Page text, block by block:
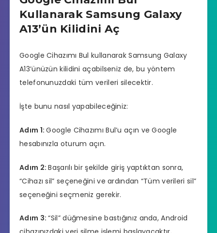
Kullanarak Samsung Galaxy
A13’ün Kilidini Aç
Google Cihazımı Bul kullanarak Samsung Galaxy
A13’ünüzün kilidini açabilseniz de, bu yöntem
telefonunuzdaki tüm verileri silecektir.
İşte bunu nasıl yapabileceğiniz:
Adım 1:Google Cihazımı Bul’u açın ve Google
hesabınızla oturum açın.
Adım 2:Başarılı bir şekilde giriş yaptıktan sonra,
“Cihazı sil” seçeneğini ve ardından “Tüm verileri sil”
seçeneğini seçmeniz gerekir.
Adım 3:“Sil” düğmesine bastığınız anda, Android